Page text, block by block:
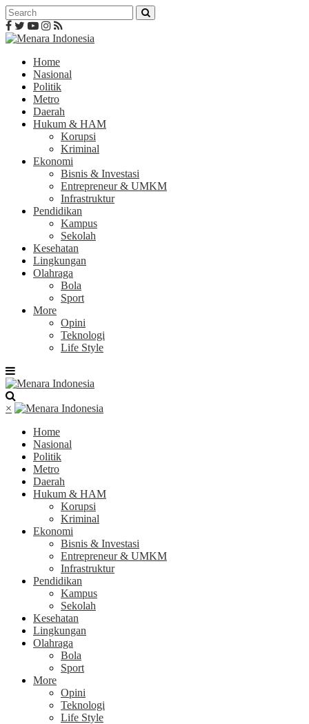
Home
Nasional
Politik
Metro
Daerah
Hukum & HAM
Korupsi
Kriminal
Ekonomi
Bisnis & Investasi
Entrepreneur & UMKM
Infrastruktur
Pendidikan
Kampus
Sekolah
Kesehatan
Lingkungan
Olahraga
Bola
Sport
More
Opini
Teknologi
Life Style
×
Home
Nasional
Politik
Metro
Daerah
Hukum & HAM
Korupsi
Kriminal
Ekonomi
Bisnis & Investasi
Entrepreneur & UMKM
Infrastruktur
Pendidikan
Kampus
Sekolah
Kesehatan
Lingkungan
Olahraga
Bola
Sport
More
Opini
Teknologi
Life Style